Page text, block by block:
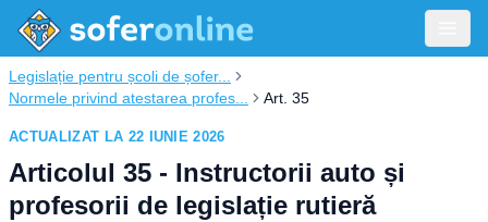
Legislație pentru școli de șofer...
Normele privind atestarea profes...
Art. 35
ACTUALIZAT LA 22 IUNIE 2026
Articolul 35 - Instructorii auto și
profesorii de legislație rutieră